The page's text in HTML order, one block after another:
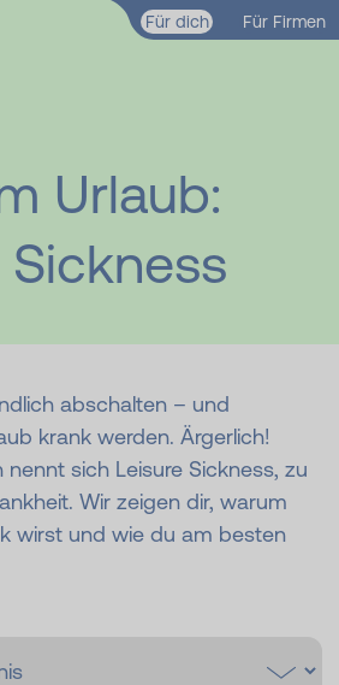
Zum Hauptinhalt springen
Für dich Für Firmen
Urlaub:
Sickness
abschalten – und
krank werden. Ärgerlich!
nennt sich Leisure Sickness, zu
Wir zeigen dir, warum
wirst und wie du am besten